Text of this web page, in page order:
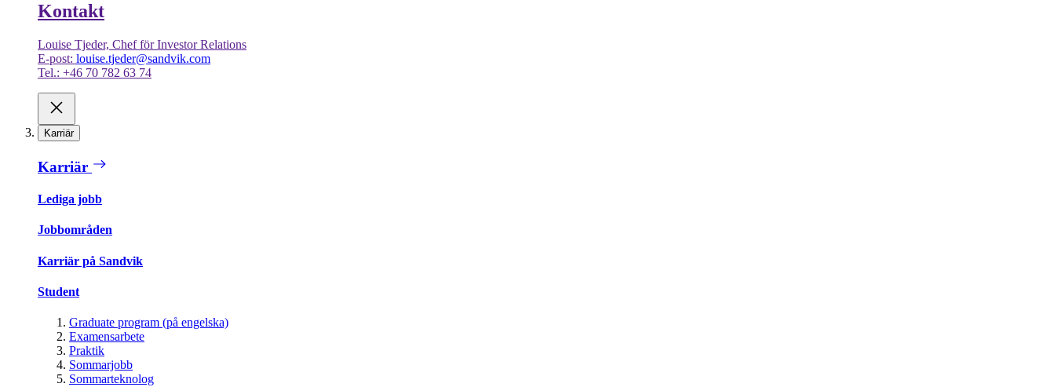
Kontakt
Louise Tjeder, Chef för Investor Relations
E-post: louise.tjeder@sandvik.com
Tel.: +46 70 782 63 74
Karriär
Karriär
Lediga jobb
Jobbområden
Karriär på Sandvik
Student
Graduate program (på engelska)
Examensarbete
Praktik
Sommarjobb
Sommarteknolog